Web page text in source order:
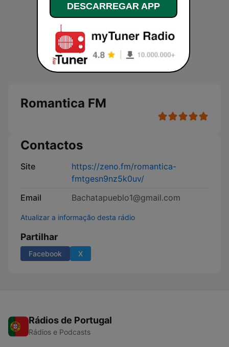
Romantica FM
Contactos
Site
https://zeno.fm/romantica-
fmtgesn9nz5k0uv/
Email
Bachatapueblo1@gmail.com
Atualizar a informação desta rádio
Partilhar
Facebook X
Rádios de Portugal
Rádios e Podcasts
DESCARREGAR APP